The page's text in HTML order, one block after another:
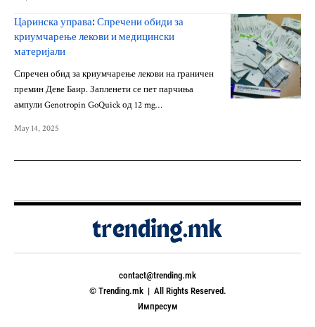
Царинска управа: Спречени обиди за
криумчарење лекови и медицински
материјали
Спречен обид за криумчарење лекови на граничен
премин Деве Баир. Запленети се пет парчиња
ампули Genotropin GoQuick од 12 mg…
May 14, 2025
contact@trending.mk
© Trending.mk | All Rights Reserved.
Импресум